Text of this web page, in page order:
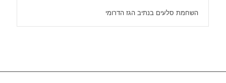
השחמת סלעים בנתיב הגז הדרומי